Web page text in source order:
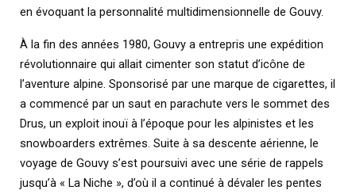
en évoquant la personnalité multidimensionnelle de Gouvy.
À la fin des années 1980, Gouvy a entrepris une expédition
révolutionnaire qui allait cimenter son statut d’icône de
l’aventure alpine. Sponsorisé par une marque de cigarettes, il
a commencé par un saut en parachute vers le sommet des
Drus, un exploit inouï à l’époque pour les alpinistes et les
snowboarders extrêmes. Suite à sa descente aérienne, le
voyage de Gouvy s’est poursuivi avec une série de rappels
jusqu’à « La Niche », d’où il a continué à dévaler les pentes